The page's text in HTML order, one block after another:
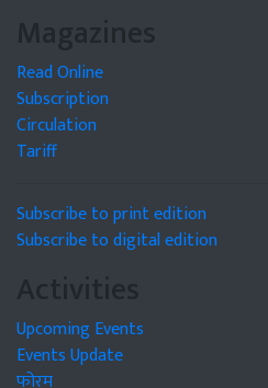
Magazines
Read Online
Subscription
Circulation
Tariff
Subscribe to print edition
Subscribe to digital edition
Activities
Upcoming Events
Events Update
फोरम